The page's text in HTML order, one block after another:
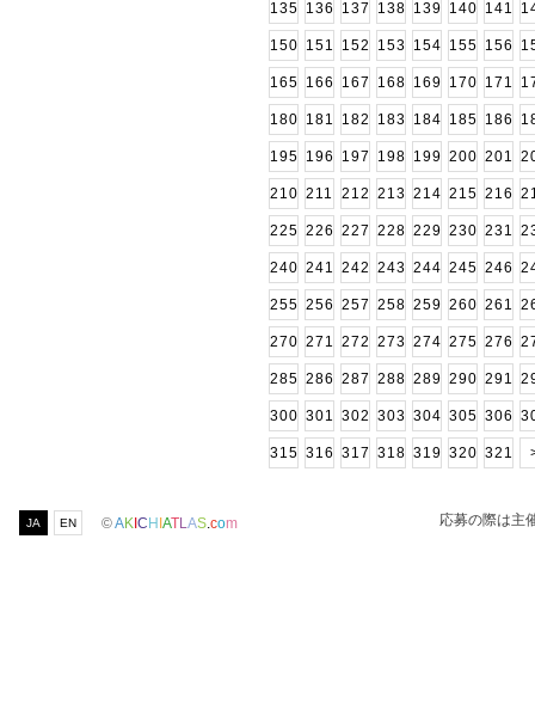
135 136 137 138 139 140 141
150 151 152 153 154 155 156
165 166 167 168 169 170 171
180 181 182 183 184 185 186
195 196 197 198 199 200 201
210 211 212 213 214 215 216
225 226 227 228 229 230 231
240 241 242 243 244 245 246
255 256 257 258 259 260 261
270 271 272 273 274 275 276
285 286 287 288 289 290 291
300 301 302 303 304 305 306
315 316 317 318 319 320 321
JA EN ©AK C H ATLAS.com 応募の際は主